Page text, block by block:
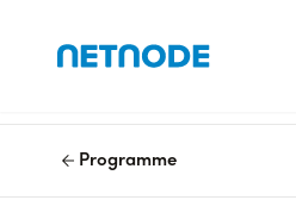
arrow_back Programme